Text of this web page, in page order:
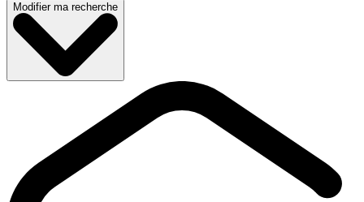
Modifier ma recherche